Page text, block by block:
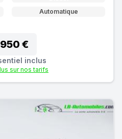
Automatique
€
inclus
sur nos tarifs